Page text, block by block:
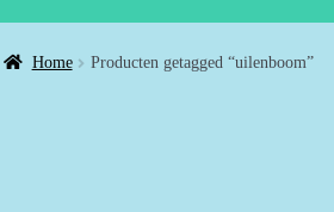
Home Producten getagged “uilenboom”